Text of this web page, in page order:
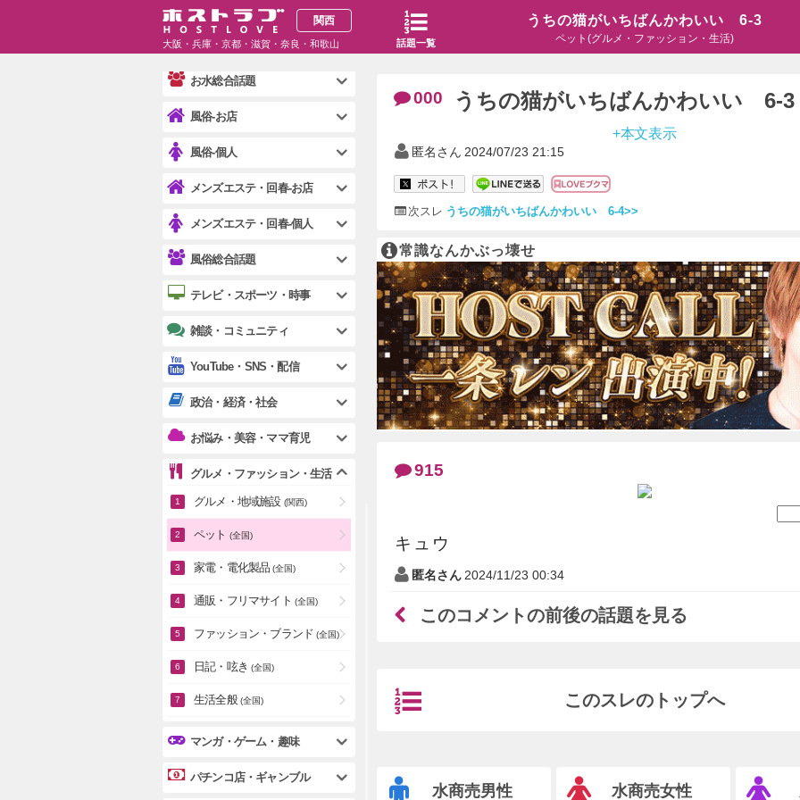
うちの猫がいちばんかわいい 6-3
ペット(グルメ・ファッション・生活)
話題一覧
関西
大阪・兵庫・京都・滋賀・奈良・和歌山
000 うちの猫がいちばんかわいい 6-3
+本文表示
匿名さん 2024/07/23 21:15
次スレ うちの猫がいちばんかわいい 6-4>>
常識なんかぶっ壊せ
915
キュウ
匿名さん 2024/11/23 00:34
このコメントの前後の話題を見る
このスレのトップへ
水商売男性 水商売女性
ガールズバー・スナック-お店
ガールズバー・スナック-個人
お水総合話題
風俗-お店
風俗-個人
メンズエステ・回春-お店
メンズエステ・回春-個人
風俗総合話題
テレビ・スポーツ・時事
雑談・コミュニティ
YouTube・SNS・配信
政治・経済・社会
お悩み・美容・ママ育児
グルメ・ファッション・生活
グルメ・地域施設 (関西)
ペット (全国)
家電・電化製品 (全国)
通販・フリマサイト (全国)
ファッション・ブランド (全国)
日記・呟き (全国)
生活全般 (全国)
マンガ・ゲーム・趣味
パチンコ店・ギャンブル